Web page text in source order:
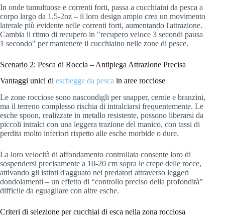
In onde tumultuose e correnti forti, passa a cucchiaini da pesca a
corpo largo da 1.5-2oz – il loro design ampio crea un movimento
laterale più evidente nelle correnti forti, aumentando l'attrazione.
Cambia il ritmo di recupero in "recupero veloce 3 secondi pausa
1 secondo" per mantenere il cucchiaino nelle zone di pesce.
Scenario 2: Pesca di Roccia – Antipiega Attrazione Precisa
Vantaggi unici di eschegge da pesca in aree rocciose
Le zone rocciose sono nascondigli per snapper, cernie e branzini,
ma il terreno complesso rischia di intralciarsi frequentemente. Le
esche spoon, realizzate in metallo resistente, possono liberarsi da
piccoli intralci con una leggera trazione del manico, con tassi di
perdita molto inferiori rispetto alle esche morbide o dure.
La loro velocità di affondamento controllata consente loro di
sospendersi precisamente a 10-20 cm sopra le crepe delle rocce,
attivando gli istinti d'agguato nei predatori attraverso leggeri
dondolamenti – un effetto di “controllo preciso della profondità”
difficile da eguagliare con altre esche.
Criteri di selezione per cucchiai di esca nella zona rocciosa